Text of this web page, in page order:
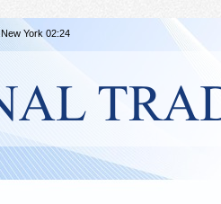
New York 02:24